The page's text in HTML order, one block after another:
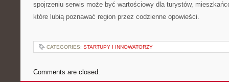
spojrzeniu serwis może być wartościowy dla turystów,
które lubią poznawać region przez codzienne opowieści.
CATEGORIES: STARTUPY I INNOWATORZY
Comments are closed.